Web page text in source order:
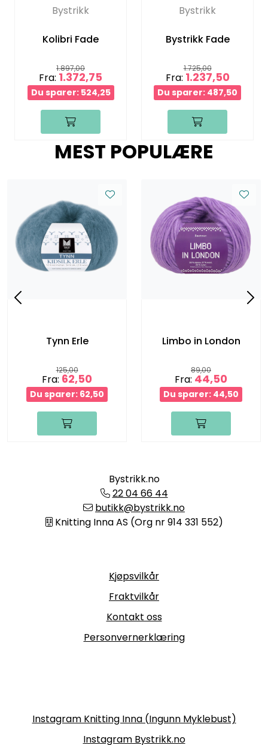
Bystrikk
Kolibri Fade
1.897,00
Fra: 1.372,75
Du sparer: 524,25
Bystrikk
Bystrikk Fade
1.725,00
Fra: 1.237,50
Du sparer: 487,50
MEST POPULÆRE
Tynn Erle
125,00
Fra: 62,50
Du sparer: 62,50
Limbo in London
89,00
Fra: 44,50
Du sparer: 44,50
Bystrikk.no
22 04 66 44
butikk@bystrikk.no
Knitting Inna AS (Org nr 914 331 552)
Kjøpsvilkår
Fraktvilkår
Kontakt oss
Personvernerklæring
Instagram Knitting Inna (Ingunn Myklebust)
Instagram Bystrikk.no